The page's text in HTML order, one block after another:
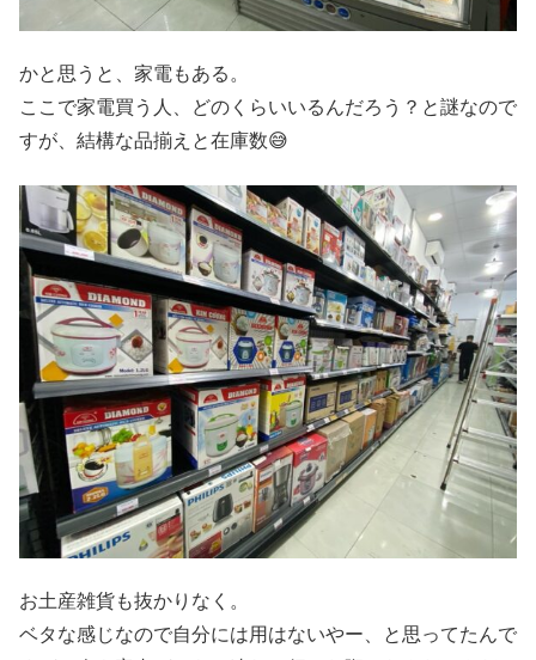
かと思うと、家電もある。
ここで家電買う人、どのくらいいるんだろう？と謎なので
すが、結構な品揃えと在庫数😅
お土産雑貨も抜かりなく。
ベタな感じなので自分には用はないやー、と思ってたんで